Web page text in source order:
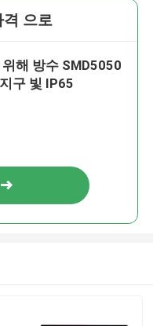
으로
해 방수 SMD5050
구 빛 IP65